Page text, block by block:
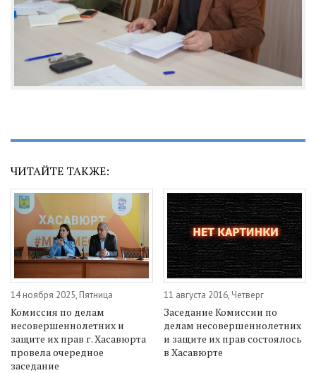
ЧИТАЙТЕ ТАКЖЕ:
14 ноября 2025, Пятница
Комиссия по делам
несовершеннолетних и
защите их прав г. Хасавюрта
провела очередное
заседание
11 августа 2016, Четверг
Заседание Комиссии по
делам несовершеннолетних
и защите их прав состоялось
в Хасавюрте